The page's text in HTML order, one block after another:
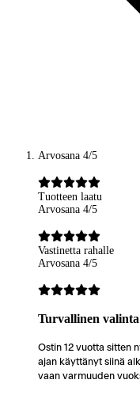
Arvosana 4/5
Tuotteen laatu
Arvosana 4/5
Vastinetta rahalle
Arvosana 4/5
Turvallinen valinta
Ostin 12 vuotta sitten
ajan käyttänyt siinä
vaan varmuuden